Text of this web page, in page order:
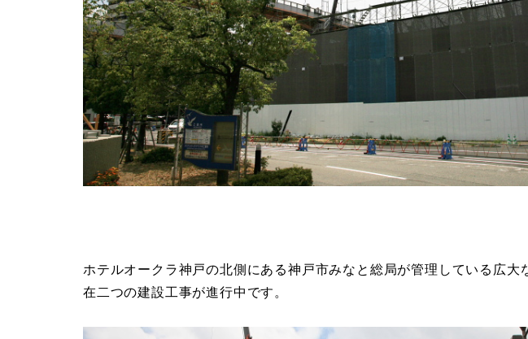
ホテルオークラ神戸の北側にある神戸市みなと総局が管理している広大
在二つの建設工事が進行中です。